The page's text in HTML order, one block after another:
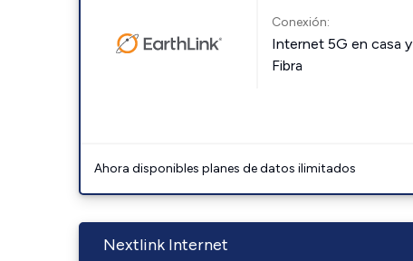
Conexión:
Internet 5G en casa y
Fibra
Ahora disponibles planes de datos ilimitados
Nextlink Internet